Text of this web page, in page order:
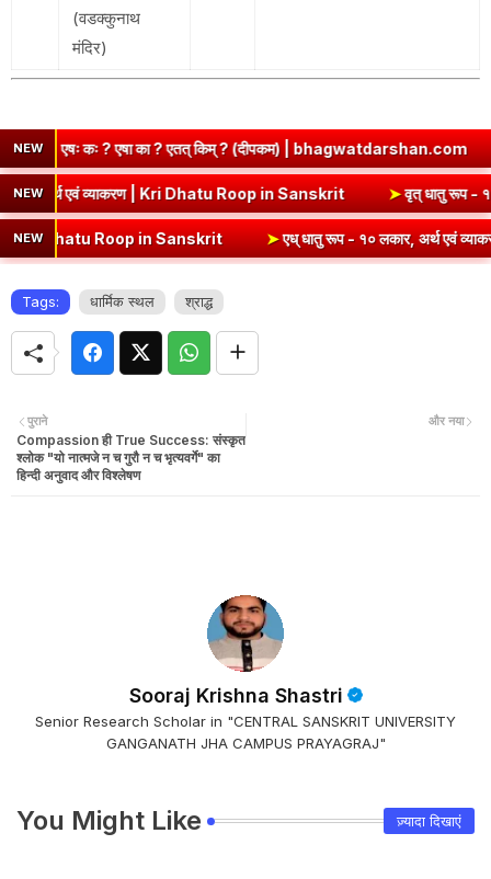
(वडक्कुनाथ
मंदिर)
NEW? (दीपकम) | bhagwatdarshan.com ➤Class 6 Sanskrit
NEW
➤कृ धातु रूप (उभयपदी) - १० लकार, अर्थ एवं व्याकरण | Kri Dhatu Roop in
NEW
Sanskrit ➤एध् धातु रूप - १० लकार, अर्थ एवं व्याकरण | Edh Dhatu
Tags: धार्मिक स्थल श्राद्ध
और नया
पुराने
Compassion ही True Success: संस्कृत
श्लोक "यो नात्मजे न च गुरौ न च भृत्यवर्गे" का
हिन्दी अनुवाद और विश्लेषण
Sooraj Krishna Shastri
Senior Research Scholar in "CENTRAL SANSKRIT UNIVERSITY
GANGANATH JHA CAMPUS PRAYAGRAJ"
You Might Like ज़्यादा दिखाएं